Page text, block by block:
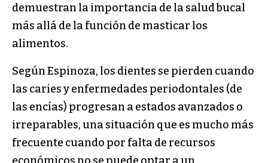
demuestran la importancia de la salud bucal
más allá de la función de masticar los
alimentos.
Según Espinoza, los dientes se pierden cuando
las caries y enfermedades periodontales (de
las encías) progresan a estados avanzados o
irreparables, una situación que es mucho más
frecuente cuando por falta de recursos